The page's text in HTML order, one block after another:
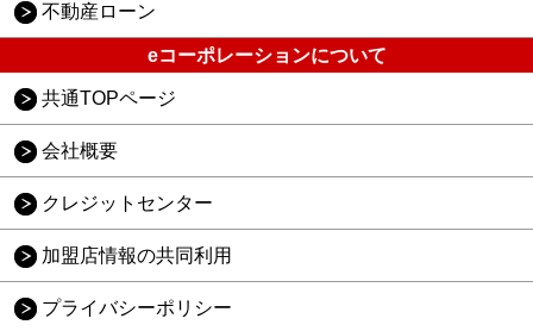
不動産ローン
eコーポレーションについて
共通TOPページ
会社概要
クレジットセンター
加盟店情報の共同利用
プライバシーポリシー